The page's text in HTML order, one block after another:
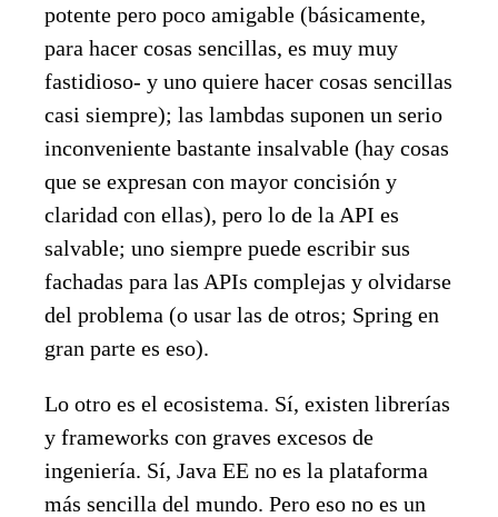
potente pero poco amigable (básicamente,
para hacer cosas sencillas, es muy muy
fastidioso- y uno quiere hacer cosas sencillas
casi siempre); las lambdas suponen un serio
inconveniente bastante insalvable (hay cosas
que se expresan con mayor concisión y
claridad con ellas), pero lo de la API es
salvable; uno siempre puede escribir sus
fachadas para las APIs complejas y olvidarse
del problema (o usar las de otros; Spring en
gran parte es eso).
Lo otro es el ecosistema. Sí, existen librerías
y frameworks con graves excesos de
ingeniería. Sí, Java EE no es la plataforma
más sencilla del mundo. Pero eso no es un